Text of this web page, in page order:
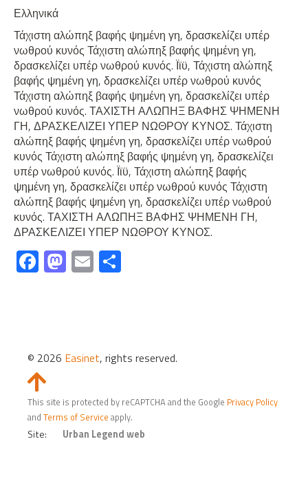
Ελληνικά
Τάχιστη αλώπηξ βαφής ψημένη γη, δρασκελίζει υπέρ
νωθρού κυνός Τάχιστη αλώπηξ βαφής ψημένη γη,
δρασκελίζει υπέρ νωθρού κυνός. Ϊϊϋ, Τάχιστη αλώπηξ
βαφής ψημένη γη, δρασκελίζει υπέρ νωθρού κυνός
Τάχιστη αλώπηξ βαφής ψημένη γη, δρασκελίζει υπέρ
νωθρού κυνός. ΤΑΧΙΣΤΗ ΑΛΩΠΗΞ ΒΑΦΗΣ ΨΗΜΕΝΗ
ΓΗ, ΔΡΑΣΚΕΛΙΖΕΙ ΥΠΕΡ ΝΩΘΡΟΥ ΚΥΝΟΣ. Τάχιστη
αλώπηξ βαφής ψημένη γη, δρασκελίζει υπέρ νωθρού
κυνός Τάχιστη αλώπηξ βαφής ψημένη γη, δρασκελίζει
υπέρ νωθρού κυνός. Ϊϊϋ, Τάχιστη αλώπηξ βαφής
ψημένη γη, δρασκελίζει υπέρ νωθρού κυνός Τάχιστη
αλώπηξ βαφής ψημένη γη, δρασκελίζει υπέρ νωθρού
κυνός. ΤΑΧΙΣΤΗ ΑΛΩΠΗΞ ΒΑΦΗΣ ΨΗΜΕΝΗ ΓΗ,
ΔΡΑΣΚΕΛΙΖΕΙ ΥΠΕΡ ΝΩΘΡΟΥ ΚΥΝΟΣ.
Fa
ce
ok
M
as
o
n
E
m
© 2026 Easinet, rights reserved.
Top
This site is protected by reCAPTCHA and the Google Privacy Policy
and Terms of Service apply.
Site: Urban Legend web